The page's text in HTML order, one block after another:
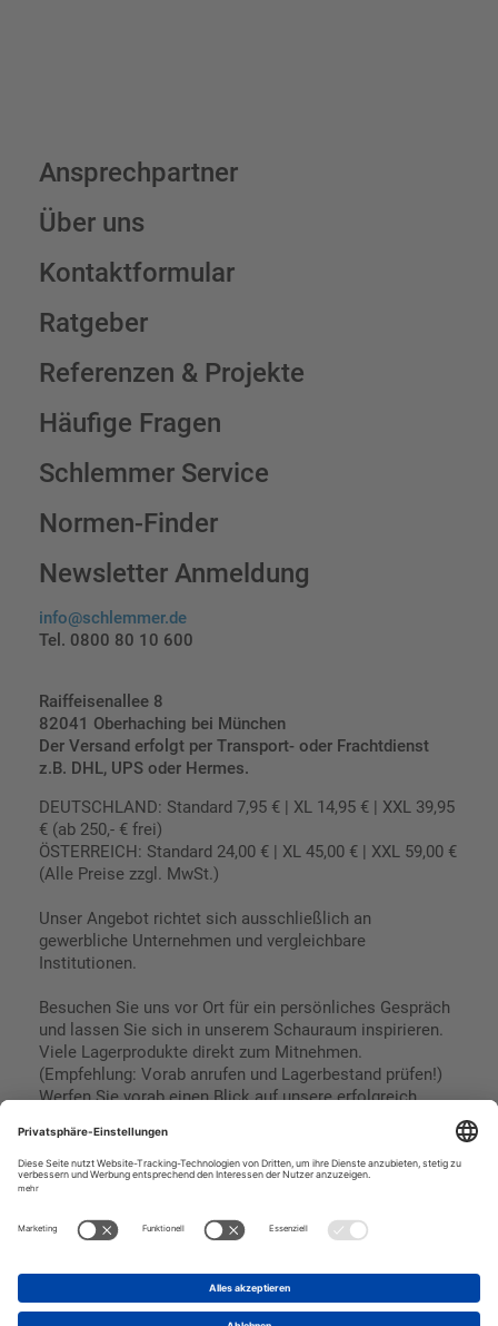
Ansprechpartner
Über uns
Kontaktformular
Ratgeber
Referenzen & Projekte
Häufige Fragen
Schlemmer Service
Normen-Finder
Newsletter Anmeldung
info@schlemmer.de
Tel. 0800 80 10 600
Raiffeisenallee 8
82041 Oberhaching bei München
Der Versand erfolgt per Transport- oder Frachtdienst
z.B. DHL, UPS oder Hermes.
DEUTSCHLAND: Standard 7,95 € | XL 14,95 € | XXL 39,95
€ (ab 250,- € frei)
ÖSTERREICH: Standard 24,00 € | XL 45,00 € | XXL 59,00 €
(Alle Preise zzgl. MwSt.)
Unser Angebot richtet sich ausschließlich an
gewerbliche Unternehmen und vergleichbare
Institutionen.
Besuchen Sie uns vor Ort für ein persönliches Gespräch
und lassen Sie sich in unserem Schauraum inspirieren.
Viele Lagerprodukte direkt zum Mitnehmen.
(Empfehlung: Vorab anrufen und Lagerbestand prüfen!)
Werfen Sie vorab einen Blick auf unsere erfolgreich
Impressum
Datenschutz
SEPA Lastschrift
Kreditkarte
Rechnungskauf